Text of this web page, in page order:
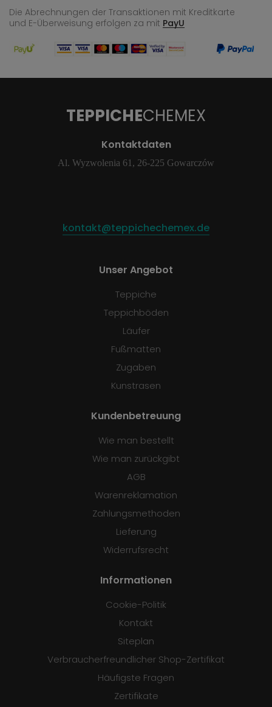
Die Abrechnungen der Transaktionen mit Kreditkarte
und E-Überweisung erfolgen za mit PayU
TEPPICHECHEMEX
Kontaktdaten
Al. Wyzwolenia 61, 26-225 Gowarczów
kontakt@teppichechemex.de
Unser Angebot
Teppiche
Teppichböden
Läufer
Fußmatten
Zugaben
Kunstrasen
Kundenbetreuung
Wie man bestellt
Wie man zurückgibt
AGB
Warenreklamation
Zahlungsmethoden
Lieferung
Widerrufsrecht
Informationen
Cookie-Politik
Kontakt
Siteplan
Verbraucherfreundlicher Shop-Zertifikat
Häufigste Fragen
Zertifikate